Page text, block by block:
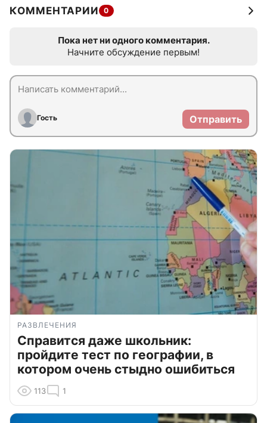
КОММЕНТАРИИ 0
Пока нет ни одного комментария.
Начните обсуждение первым!
Гость Отправить
РАЗВЛЕЧЕНИЯ
Справится даже школьник:
пройдите тест по географии, в
котором очень стыдно ошибиться
113 1